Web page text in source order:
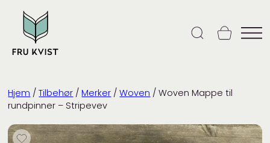
content
Hjem /Tilbehør / Merker /Woven / Woven Mappe til
rundpinner – Stripevev